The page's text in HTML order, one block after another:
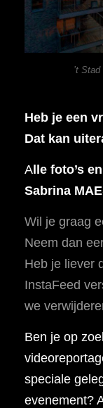
’t
Heb je een
Dat kan
Alle foto’s
Sabrina
Wil je graag
Neem dan
Heb je liever
InstaFeed
we
Ben je op
speciale
evenement?